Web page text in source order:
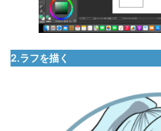
2.ラフを描く